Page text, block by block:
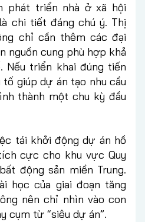
phát triển nhà ở xã hội
chi tiết đáng chú ý. Thị
chỉ cần thêm các đại
nguồn cung phù hợp khả
triển khai đúng tiến
giúp dự án tạo nhu cầu
thành một chu kỳ đầu
tái khởi động dự án hồ
cực cho khu vực Quy
động sản miền Trung.
học của giai đoạn tăng
nên chỉ nhìn vào con
cụm từ “siêu dự án”.